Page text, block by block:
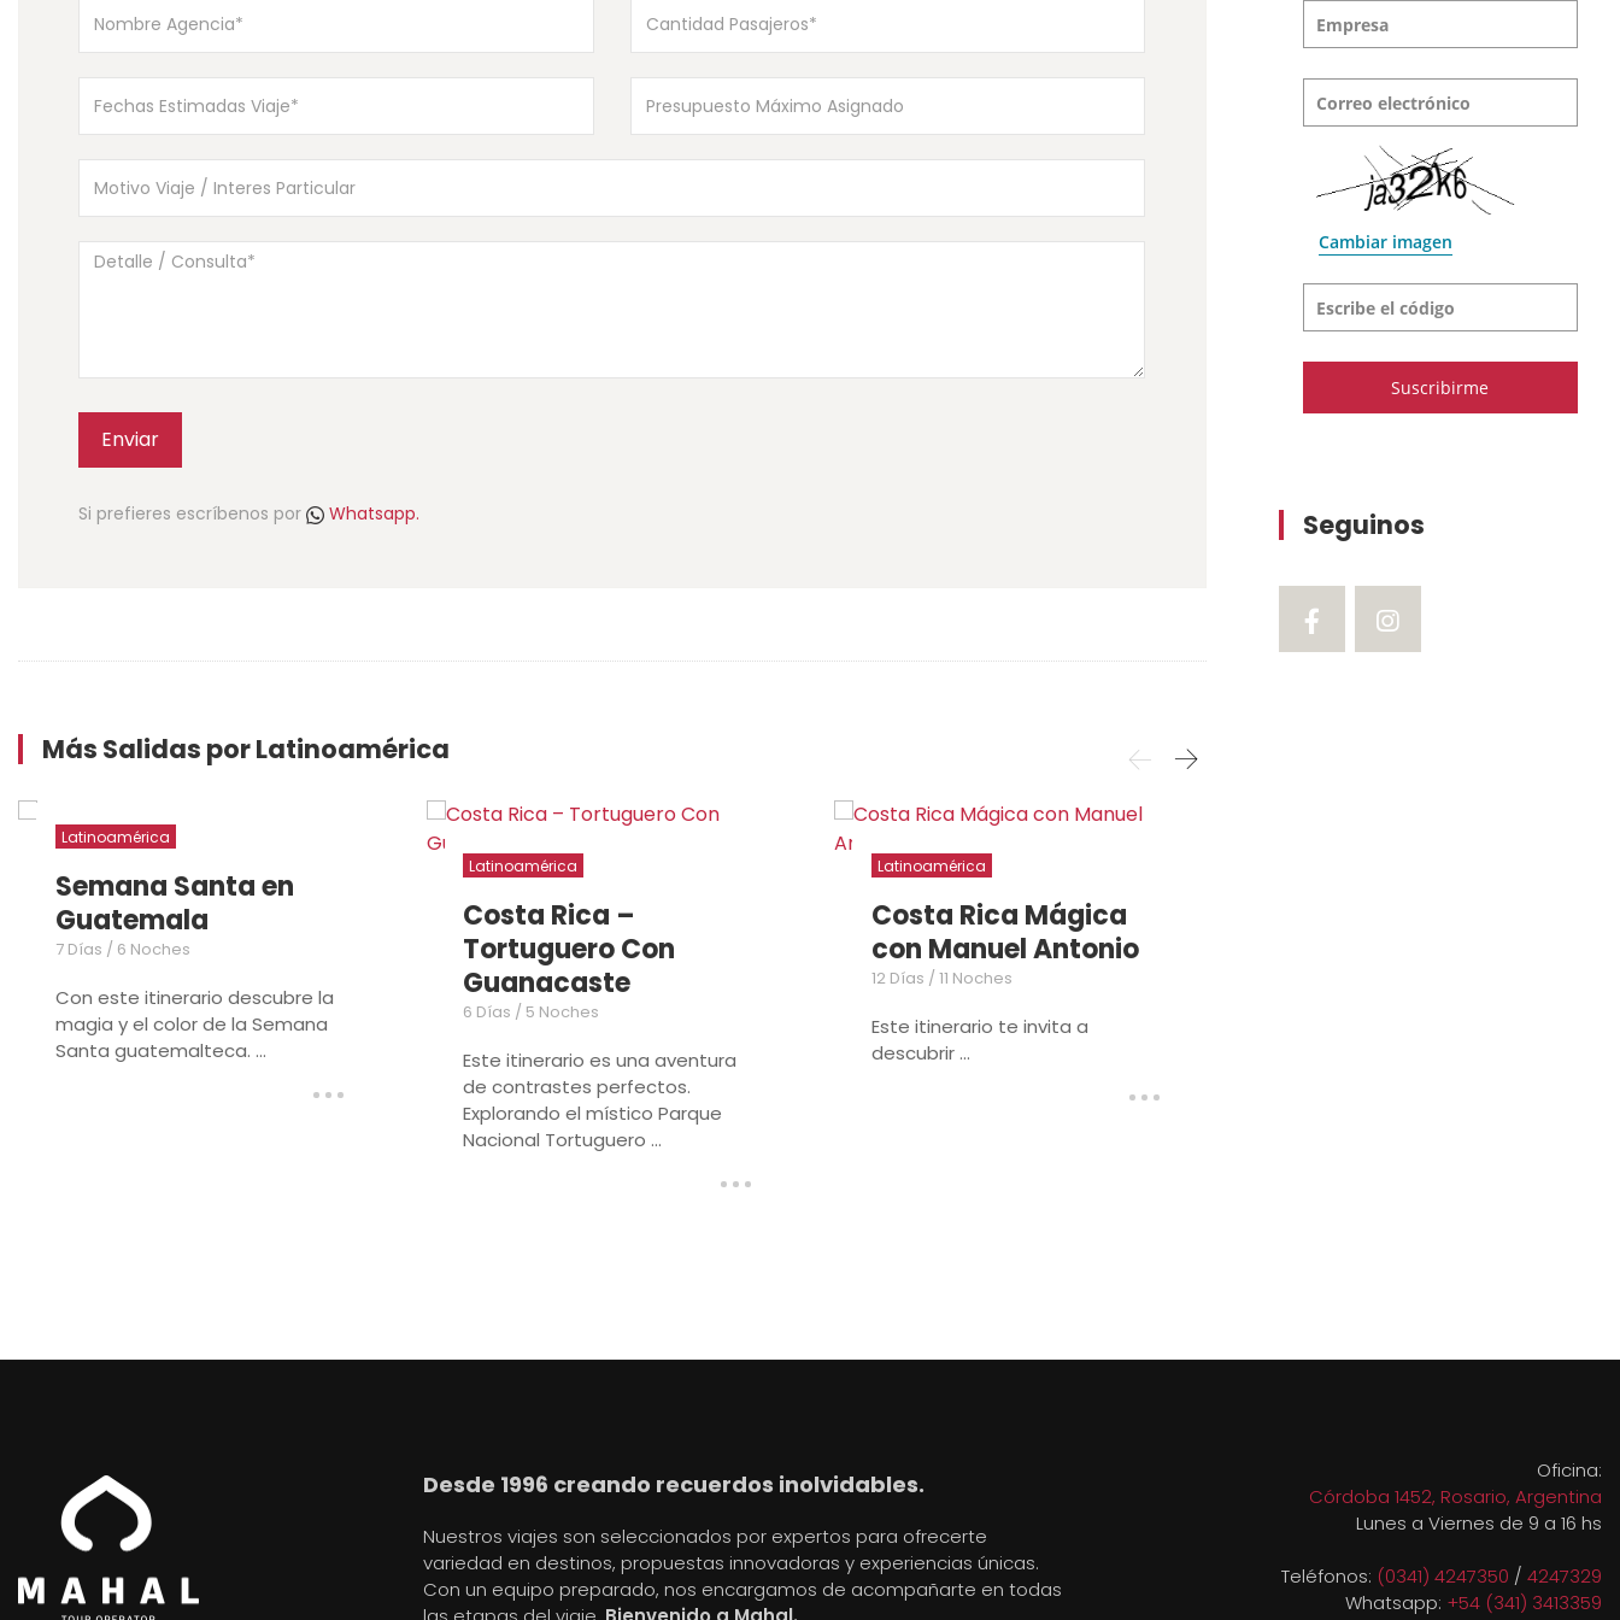
Enviar
Si prefieres escríbenos por Whatsapp.
Más Salidas por Latinoamérica
Latinoamérica
Semana Santa en
Guatemala
7 Días / 6 Noches
Con este itinerario descubre la
magia y el color de la Semana
Santa guatemalteca. ...
Latinoamérica
Costa Rica –
Tortuguero Con
Guanacaste
6 Días / 5 Noches
Este itinerario es una aventura
de contrastes perfectos.
Explorando el místico Parque
Nacional Tortuguero ...
Latinoamérica
Costa Rica Mágica
con Manuel Antonio
12 Días / 11 Noches
Este itinerario te invita a
descubrir ...
Empresa
Correo electrónico
Cambiar imagen
Escribe el código
Seguinos
Desde 1996 creando recuerdos inolvidables.
Nuestros viajes son seleccionados por expertos para ofrecerte
variedad en destinos, propuestas innovadoras y experiencias únicas.
Con un equipo preparado, nos encargamos de acompañarte en todas
Oficina:
Córdoba 1452, Rosario, Argentina
Lunes a Viernes de 9 a 16 hs
Teléfonos: (0341) 4247350 / 4247329
Whatsapp: +54 (341) 3413359